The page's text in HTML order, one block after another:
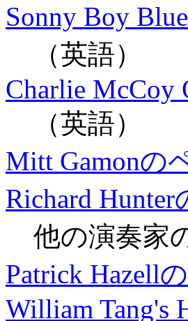
Sonny Boy
（英語）
Charlie McCoy
（英語）
Mitt Gamonの
Richard Hunter
他の演奏家
Patrick Hazell
William Tang's